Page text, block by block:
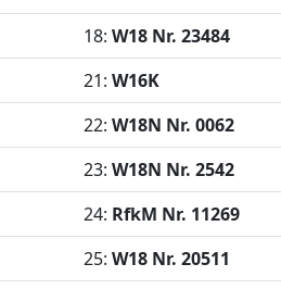
18: W18 Nr. 23484
21: W16K
22: W18N Nr. 0062
23: W18N Nr. 2542
24: RfkM Nr. 11269
25: W18 Nr. 20511